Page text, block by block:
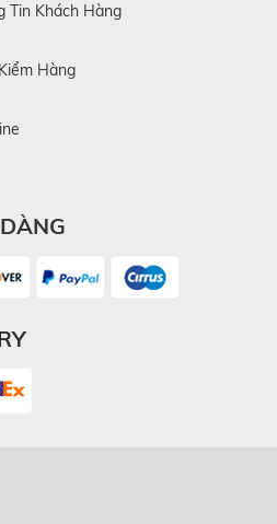
Tin Khách Hàng
Hàng